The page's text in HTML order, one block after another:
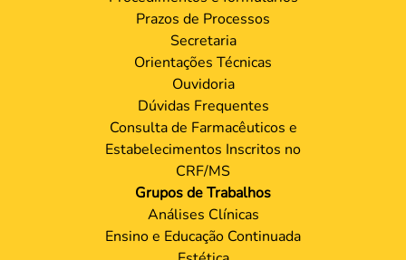
Prazos de Processos
Secretaria
Orientações Técnicas
Ouvidoria
Dúvidas Frequentes
Consulta de Farmacêuticos e
Estabelecimentos Inscritos no
CRF/MS
Grupos de Trabalhos
Análises Clínicas
Ensino e Educação Continuada